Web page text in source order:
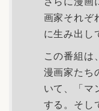
画家それぞ
に生み出し
この番組は
漫画家たち
いて、「マ
する。そし